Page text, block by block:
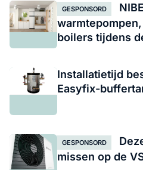
GESPONSORD
boilers tijdens
Installatietijd
Easyfix-
GESPONSORD
missen op de